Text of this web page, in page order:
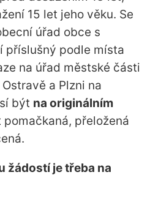
15 let jeho věku. Se
úřad obce s
příslušný podle místa
na úřad městské části
a Plzni na
být na originálním
pomačkaná, přeložená
žádostí je třeba na